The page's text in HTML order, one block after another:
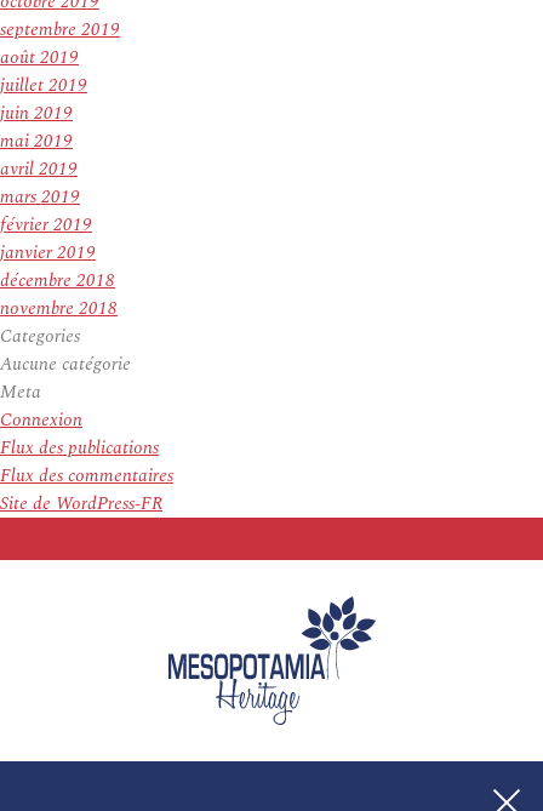
septembre 2019
août 2019
juillet 2019
juin 2019
mai 2019
avril 2019
mars 2019
février 2019
janvier 2019
décembre 2018
novembre 2018
Categories
Aucune catégorie
Meta
Connexion
Flux des publications
Flux des commentaires
Site de WordPress-FR